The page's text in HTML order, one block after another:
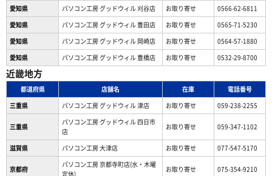
愛知県 パソコン工房 グッドウィル 刈谷店 お取り寄せ
0566-62-6811
愛知県
パソコン工房 グッドウィル 豊田店 お取り寄せ
0565-71-5230
愛知県
パソコン工房 グッドウィル 岡崎店 お取り寄せ
0564-57-1880
愛知県
パソコン工房 グッドウィル 豊橋店 お取り寄せ 0532-29-8700
近畿地方
都道府県 店舗名 在庫
電話番号
三重県
パソコン工房 グッドウィル 津店 お取り寄せ 059-238-2255
三重県
パソコン工房 グッドウィル 四日市
店
お取り寄せ 059-347-1102
滋賀県 パソコン工房 大津店 お取り寄せ 077-547-5170
京都府
パソコン工房 京都寺町店(水・木曜
定休)
お取り寄せ 075-354-9210